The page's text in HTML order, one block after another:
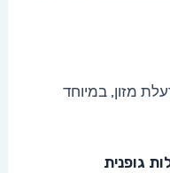
מזון, במיוחד
גופנית